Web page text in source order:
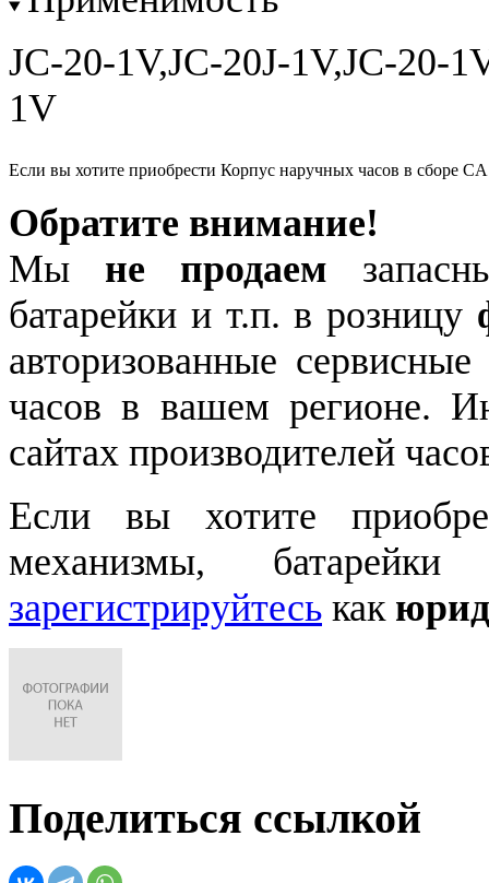
JC-20-1V,JC-20J-1V,JC-20-
1V
Если вы хотите приобрести Корпус наручных часов в сборе
Обратите внимание!
Мы не продаем
батарейки и т.п. в розницу
авторизованные
часов в вашем регионе.
сайтах производителей
Если вы хотите
механизмы,
зарегистрируйтесь как
Поделиться ссылкой